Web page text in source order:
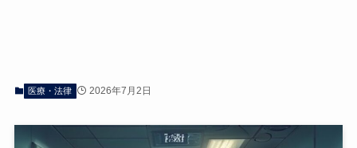
医療・法律 2026年7月2日